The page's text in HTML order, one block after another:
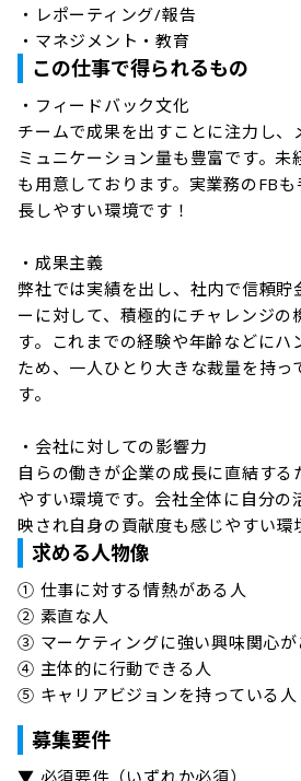
・レポーティング/報告
・マネジメント・教育
この仕事で得られるもの
・フィードバック文化
チームで成果を出すことに注力し、
ミュニケーション量も豊富です。未
も用意しております。実業務のFB
長しやすい環境です！
・成果主義
弊社では実績を出し、社内で信頼貯
ーに対して、積極的にチャレンジの
す。これまでの経験や年齢などにハ
ため、一人ひとり大きな裁量を持っ
す。
・会社に対しての影響力
自らの働きが企業の成長に直結する
やすい環境です。会社全体に自分の
映され自身の貢献度も感じやすい環
求める人物像
① 仕事に対する情熱がある人
② 素直な人
③ マーケティングに強い興味関心が
④ 主体的に行動できる人
⑤ キャリアビジョンを持っている人
募集要件
▼ 必須要件（いずれか必須）